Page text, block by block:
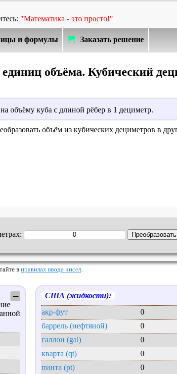
"Математика - это просто!"
и формулы Заказать решение
объёма. Кубический
объёму куба с длиной рёбер в 1 дециметр.
объём из кубических дециметров в
в правилах ввода чисел.
─
США (жидкости):
акр-фут
0
баррель (нефтяной)
0
галлон (gal)
0
кварта (qt)
0
пинта (pt)
0